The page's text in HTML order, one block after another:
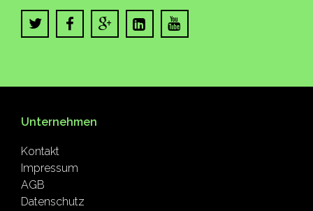
Unternehmen
Kontakt
Impressum
AGB
Datenschutz